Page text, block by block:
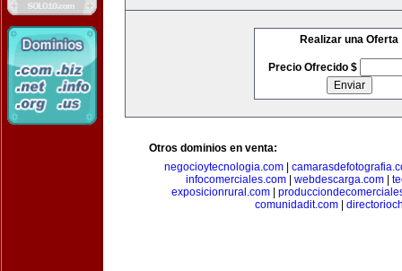
Realizar una Oferta
Precio Ofrecido $
Otros dominios en venta:
negocioytecnologia.com
infocomerciales.com| webdescarga.com|
exposicionrural.com
comunidadit.com|